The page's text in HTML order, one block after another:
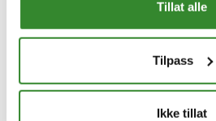
Tillat alle
Tilpass
Ikke tillat